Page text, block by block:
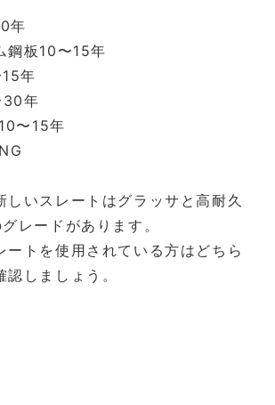
年
鋼板10〜15年
年
30年
〜15年
しいスレートはグラッサと高耐久
レードがあります。
ートを使用されている方はどちら
しましょう。